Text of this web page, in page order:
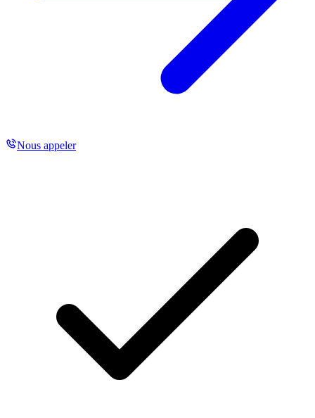
Nous appeler